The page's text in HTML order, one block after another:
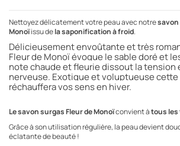
Nettoyez délicatement votre peau avec notre
Monoïissu dela saponification à froid.
Délicieusement envoûtante et très
Fleur de Monoï évoque le sable doré et
note chaude et fleurie dissout la tension
nerveuse. Exotique et voluptueuse
réchauffera vos sens en hiver.
Le savon surgasFleur de Monoïconvient àtous les
Grâce à son utilisation régulière, la peau devient
éclatante de beauté !